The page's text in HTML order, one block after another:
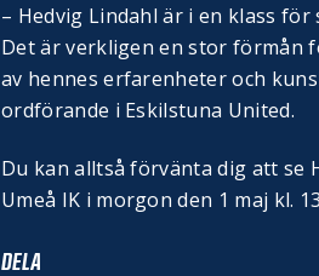
– Hedvig Lindahl är i en klass
Det är verkligen en stor förmån
av hennes erfarenheter och
ordförande i Eskilstuna United.
Du kan alltså förvänta dig att se
Umeå IK i morgon den 1 maj kl.
DELA